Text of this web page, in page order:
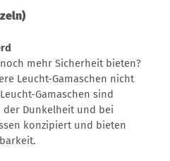
mehr Sicherheit bieten?
Leucht-Gamaschen nicht
Gamaschen sind
der Dunkelheit und bei
konzipiert und bieten